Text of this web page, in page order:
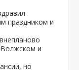
праздником и
Волжском и
но